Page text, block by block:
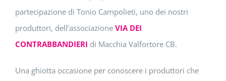
partecipazione di Tonio Campolieti, uno dei nostri
produttori, dell’associazione VIA DEI
CONTRABBANDIERI di Macchia Valfortore CB.
Una ghiotta occasione per conoscere i produttori che